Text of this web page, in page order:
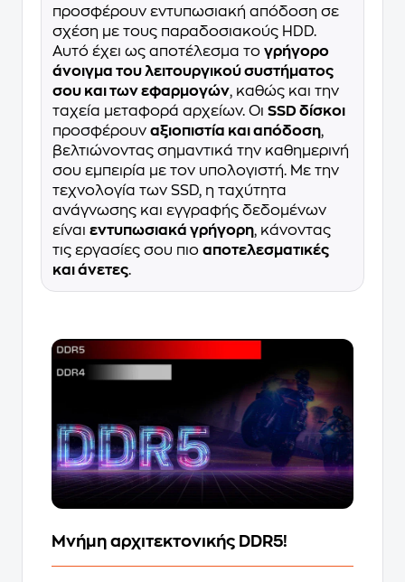
προσφέρουν εντυπωσιακή απόδοση σε
σχέση με τους παραδοσιακούς HDD.
Αυτό έχει ως αποτέλεσμα το γρήγορο
άνοιγμα του λειτουργικού συστήματος
σου και των εφαρμογών, καθώς και την
ταχεία μεταφορά αρχείων. Οι SSD δίσκοι
προσφέρουν αξιοπιστία και απόδοση,
βελτιώνοντας σημαντικά την καθημερινή
σου εμπειρία με τον υπολογιστή. Με την
τεχνολογία των SSD, η ταχύτητα
ανάγνωσης και εγγραφής δεδομένων
είναι εντυπωσιακά γρήγορη, κάνοντας
τις εργασίες σου πιο αποτελεσματικές
και άνετες.
Μνήμη αρχιτεκτονικής DDR5!